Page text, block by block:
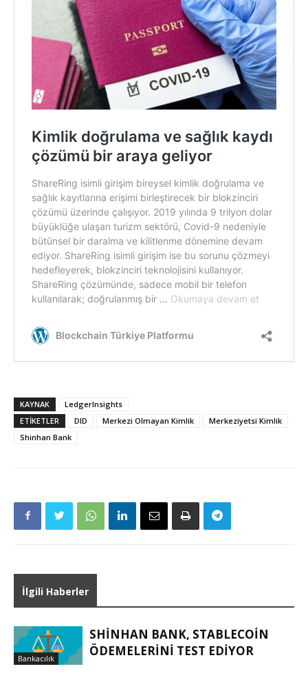
KAYNAK
LedgerInsights
ETIKETLER
DID Merkezi Olmayan Kimlik
Merkeziyetsi Kimlik
Shinhan Bank
İlgili Haberler
Bankacılık
SHINHAN BANK, STABLECOIN
ÖDEMELERINI TEST EDIYOR